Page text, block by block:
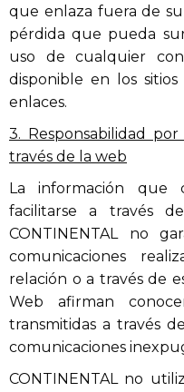
que enlaza fuera de
pérdida que pueda
uso de cualquier
disponible en los
enlaces.
3. Responsabilidad
través de la web
La información que
facilitarse a través
CONTINENTAL no
comunicaciones
relación o a través de
Web afirman
transmitidas a través
comunicaciones
CONTINENTAL no